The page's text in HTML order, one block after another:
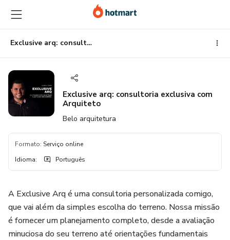
para
o
conteúdo
principal
para
o
pagamento
para
o
rodapé
Exclusive arq: consultoria exclusiva com Arquiteto
Exclusive arq: consultoria exclusiva com
Arquiteto
Belo arquitetura
Formato: Serviço online
Idioma: Português
A Exclusive Arq é uma consultoria personalizada comigo,
que vai além da simples escolha do terreno. Nossa missão
é fornecer um planejamento completo, desde a avaliação
minuciosa do seu terreno até orientações fundamentais